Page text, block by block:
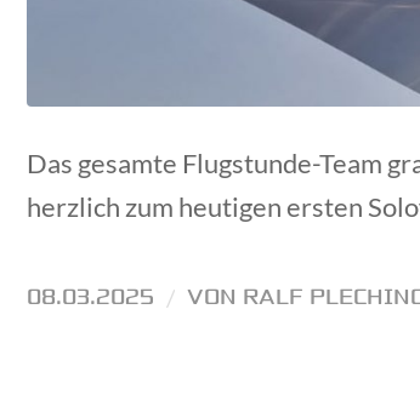
Das gesamte Flugstunde-Team
herzlich zum heutigen ersten
08.03.2025 / VON RALF